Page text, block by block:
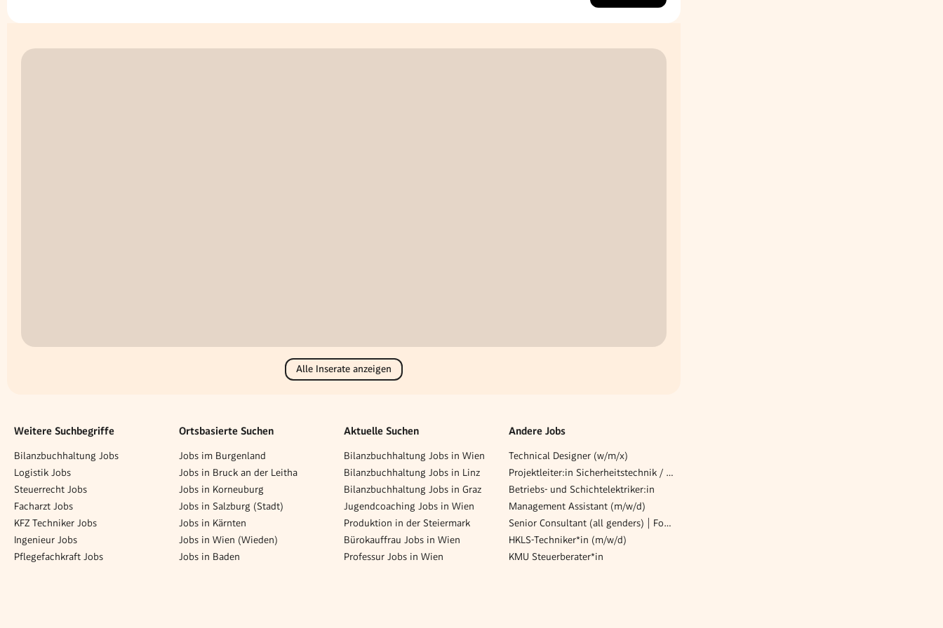
Alle Inserate anzeigen
Weitere Suchbegriffe
Bilanzbuchhaltung Jobs
Logistik Jobs
Steuerrecht Jobs
Facharzt Jobs
KFZ Techniker Jobs
Ingenieur Jobs
Pflegefachkraft Jobs
Ortsbasierte Suchen
Jobs im Burgenland
Jobs in Bruck an der Leitha
Jobs in Korneuburg
Jobs in Salzburg (Stadt)
Jobs in Kärnten
Jobs in Wien (Wieden)
Jobs in Baden
Aktuelle Suchen
Bilanzbuchhaltung Jobs in Wien
Bilanzbuchhaltung Jobs in Linz
Bilanzbuchhaltung Jobs in Graz
Jugendcoaching Jobs in Wien
Produktion in der Steiermark
Bürokauffrau Jobs in Wien
Professur Jobs in Wien
Andere Jobs
Technical Designer (w/m/x)
Projektleiter:in Sicherheitstechnik / Brandmeldesysteme
Betriebs- und Schichtelektriker:in
Management Assistant (m/w/d)
Senior Consultant (all genders) | Fokus Konzernsteuerrecht
HKLS-Techniker*in (m/w/d)
KMU Steuerberater*in